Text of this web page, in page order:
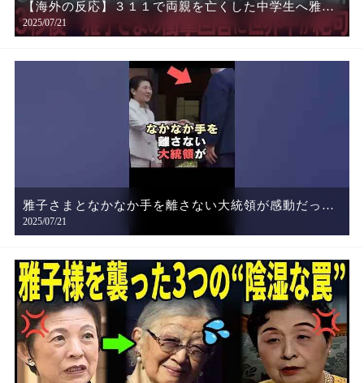
【海外の反応】３１１で両親を亡くした中学生へ雅子
様が言葉を放った次の瞬間…岩手県職員が絶句
2025/07/21
雅子さまとなかなか手を離さない大統領が感動だっ
た…！
2025/07/21